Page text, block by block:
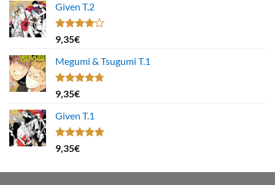
Given T.2
Note
4.00
5
9,35€
Megumi & Tsugumi T.1
Note4.67
sur 5
9,35€
Given T.1
Note5.00
sur 5
9,35€